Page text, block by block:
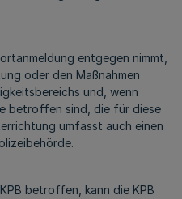
entgegen nimmt,
oder den Maßnahmen
und, wenn
betroffen sind, die für diese
umfasst auch einen
betroffen, kann die KPB